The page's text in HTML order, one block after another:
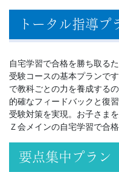
設
計
が
特
徴。
トータル指導プ
自宅学習で合格を勝ち取る
受験コースの基本プランで
で教科ごとの力を養成する
的確なフィードバックと復
受験対策を実現。お子さま
Ｚ会メインの自宅学習で合
要点集中プラン